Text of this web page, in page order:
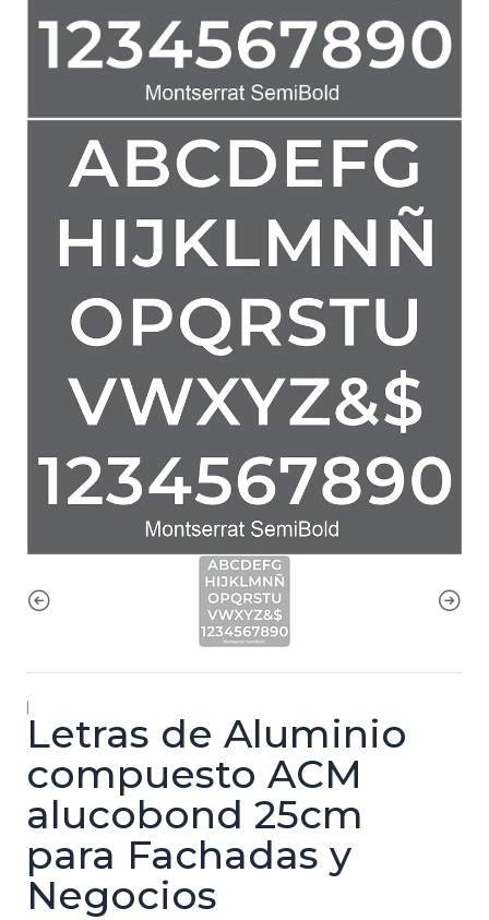
|
Letras de Aluminio
compuesto ACM
alucobond 25cm
para Fachadas y
Negocios